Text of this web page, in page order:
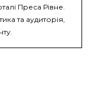
Преса Рівне.
та аудиторія,